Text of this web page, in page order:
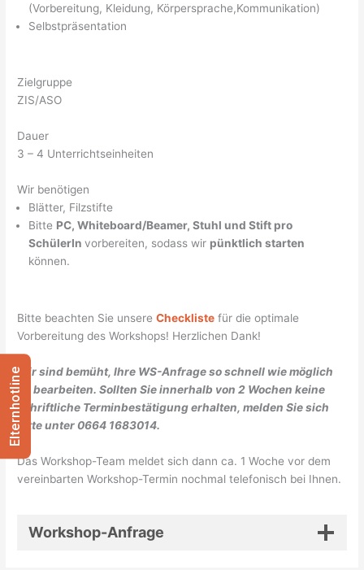
(Vorbereitung, Kleidung, Körpersprache,Kommunikation)
Selbstpräsentation
Zielgruppe
ZIS/ASO
Dauer
3 – 4 Unterrichtseinheiten
Wir benötigen
Blätter, Filzstifte
Bitte PC, Whiteboard/Beamer, Stuhl und Stift pro
SchülerIn vorbereiten, sodass wir pünktlich starten
können.
Bitte beachten Sie unsereCheckliste für die optimale
Vorbereitung des Workshops! Herzlichen Dank!
Wir sind bemüht, Ihre WS-Anfrage so schnell wie möglich
zu bearbeiten. Sollten Sie innerhalb von 2 Wochen keine
schriftliche Terminbestätigung erhalten, melden Sie sich
bitte unter 0664 1683014.
Das Workshop-Team meldet sich dann ca. 1 Woche vor dem
vereinbarten Workshop-Termin nochmal telefonisch bei Ihnen.
Workshop-Anfrage
Elternhotline